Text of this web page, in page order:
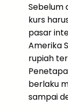
Sebelum
kurs
pasar
Amerika
rupiah
berlaku
sampai